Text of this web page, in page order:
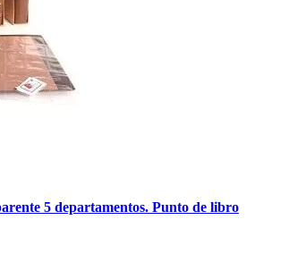
5 departamentos. Punto de libro